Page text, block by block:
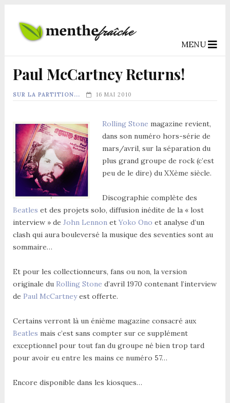
MENU
Paul McCartney Returns!
SUR LA PARTITION... 16 MAI 2010
Rolling Stone magazine revient,
dans son numéro hors-série de
mars/avril, sur la séparation du
plus grand groupe de rock (c’est
peu de le dire) du XXème siècle.
Discographie complète des
Beatles et des projets solo, diffusion inédite de la « lost
interview » de John LennonetYoko Ono et analyse d’un
clash qui aura bouleversé la musique des seventies sont au
sommaire…
Et pour les collectionneurs, fans ou non, la version
originale du Rolling Stone d’avril 1970 contenant l’interview
de Paul McCartneyest offerte.
Certains verront là un énième magazine consacré aux
Beatles mais c’est sans compter sur ce supplément
exceptionnel pour tout fan du groupe né bien trop tard
pour avoir eu entre les mains ce numéro 57…
Encore disponible dans les kiosques…